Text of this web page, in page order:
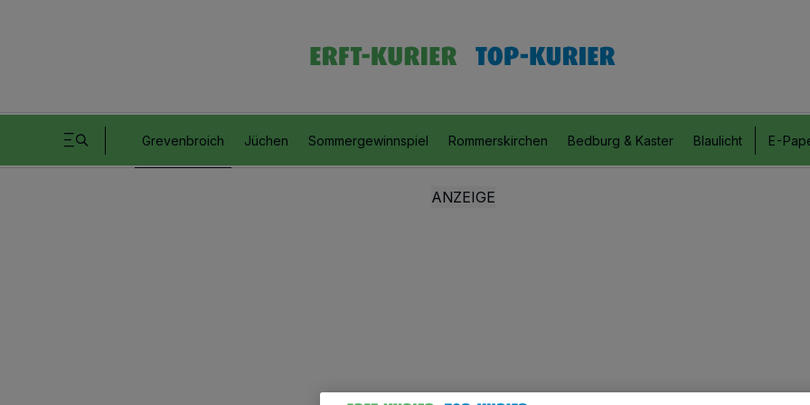
Grevenbroich Jüchen Sommergewinnspiel Rommerskirchen Bedburg & Kaster Blaulicht E-